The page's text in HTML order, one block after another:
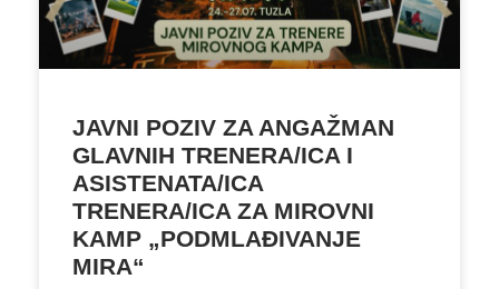
JAVNI POZIV ZA ANGAŽMAN
GLAVNIH TRENERA/ICA I
ASISTENATA/ICA
TRENERA/ICA ZA MIROVNI
KAMP „PODMLAĐIVANJE
MIRA“